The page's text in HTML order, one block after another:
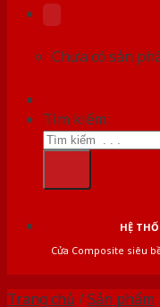
Chưa có sản
Tìm kiếm:
HỆ
Cửa Composite siêu
Trang chủ /Sản phẩm